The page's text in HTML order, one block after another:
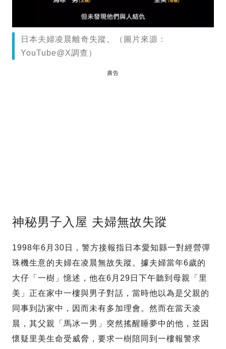
日本夫婦凌晨離奇失蹤。（圖片來源：
YouTube@X調查）
廣告
神秘男子入屋 夫婦無故失蹤
1998年6月30日，警方接報指日本愛知縣一對經營彈
珠機生意的夫婦在凌晨無故失蹤。據夫婦當年6歲的
大仔「一樹」憶述，他在6月29日下午聽到母親「里
美」正在家中一樓與男子對話，當時他以為是父親的
同事到訪家中，因而未有多加理會。然而在當天凌
晨，其父親「馬冰一男」突然搖醒睡夢中的他，並因
懷疑里美生命受威脅，要求一樹陪同到一樓報警求